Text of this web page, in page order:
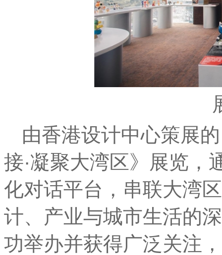
由香港设计中心策展
接·凝聚大湾区》展览，
化对话平台 ，串联大湾
计、产业与城市生活的
功举办并获得广泛关注